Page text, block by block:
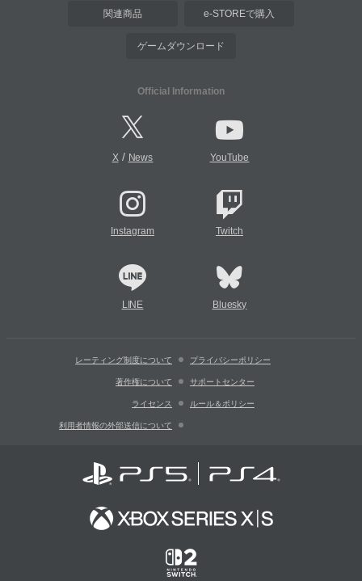
関連商品 e-STOREで購入
ゲームダウンロード
Official Information
X/ News YouTube
Instagram Twitch
LINE Bluesky
レーティング制度について プライバシーポリシー
著作権について サポートセンター
ライセンス ルール＆ポリシー
利用者情報の外部送信について